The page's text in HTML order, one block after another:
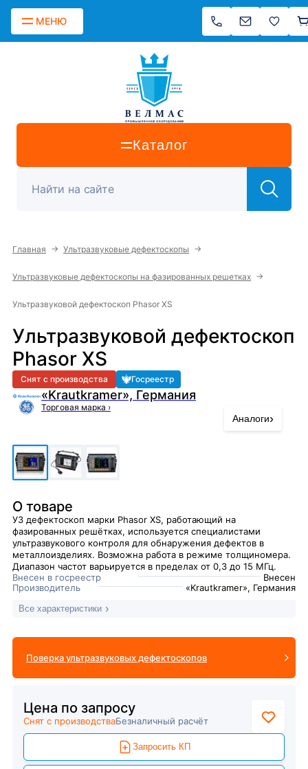
МЕНЮ
Каталог
Главная → Ультразвуковые дефектоскопы →
Ультразвуковые дефектоскопы на фазированных решетках →
Ультразвуковой дефектоскоп Phasor XS
Ультразвуковой дефектоскоп
Phasor XS
Снят с производства Госреестр
«Krautkramer», Германия
Торговая марка ›
Аналоги›
О товаре
УЗ дефектоскоп марки Phasor XS, работающий на
фазированных решётках, используется специалистами
ультразвукового контроля для обнаружения дефектов в
металлоизделиях. Возможна работа в режиме толщиномера.
Диапазон частот варьируется в пределах от 0,3 до 15 МГц.
Внесен в госреестр
Внесен
Производитель
«Krautkramer», Германия
Все характеристики
Поверка ультразвуковых дефектоскопов
Цена по запросу
Снят с производстваБезналичный расчёт
Запросить КП